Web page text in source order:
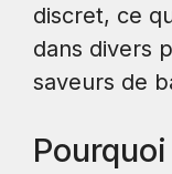
discret, ce
dans divers
saveurs de